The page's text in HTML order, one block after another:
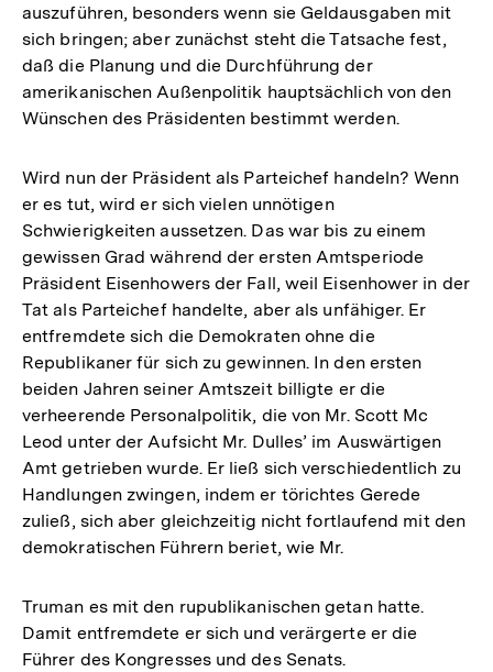
auszuführen, besonders wenn sie Geldausgaben mit
sich bringen; aber zunächst steht die Tatsache fest,
daß die Planung und die Durchführung der
amerikanischen Außenpolitik hauptsächlich von den
Wünschen des Präsidenten bestimmt werden.
Wird nun der Präsident als Parteichef handeln? Wenn
er es tut, wird er sich vielen unnötigen
Schwierigkeiten aussetzen. Das war bis zu einem
gewissen Grad während der ersten Amtsperiode
Präsident Eisenhowers der Fall, weil Eisenhower in der
Tat als Parteichef handelte, aber als unfähiger. Er
entfremdete sich die Demokraten ohne die
Republikaner für sich zu gewinnen. In den ersten
beiden Jahren seiner Amtszeit billigte er die
verheerende Personalpolitik, die von Mr. Scott Mc
Leod unter der Aufsicht Mr. Dulles’ im Auswärtigen
Amt getrieben wurde. Er ließ sich verschiedentlich zu
Handlungen zwingen, indem er törichtes Gerede
zuließ, sich aber gleichzeitig nicht fortlaufend mit den
demokratischen Führern beriet, wie Mr.
Truman es mit den rupublikanischen getan hatte.
Damit entfremdete er sich und verärgerte er die
Führer des Kongresses und des Senats.